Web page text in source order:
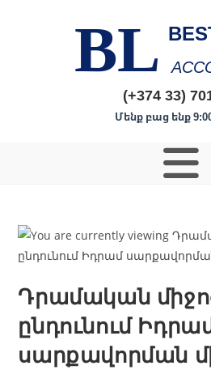
BL
(+374 33)
Մենք բաց ենք
Դրամական
ընդունում
սարքավորման